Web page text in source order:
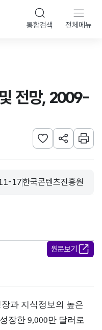
통합검색 전체메뉴
전망, 2009-
관심사 등록하기
URL 공유하
인쇄
17
수집기관
한국콘텐츠진흥원
원문보기
과 지식정보의 높은
장한 9,000만 달러로